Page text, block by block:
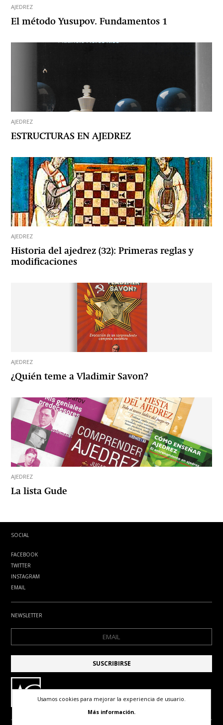
AJEDREZ
El método Yusupov. Fundamentos 1
AJEDREZ
ESTRUCTURAS EN AJEDREZ
AJEDREZ
Historia del ajedrez (32): Primeras reglas y
modificaciones
AJEDREZ
¿Quién teme a Vladimir Savon?
AJEDREZ
La lista Gude
SOCIAL
FACEBOOK
TWITTER
INSTAGRAM
EMAIL
NEWSLETTER
Usamos cookies para mejorar la experiencia de usuario.
Más información.